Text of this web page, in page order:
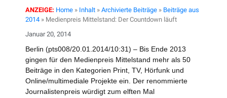
ANZEIGE: Home » Inhalt » Archivierte Beiträge » Beiträge aus
2014 » Medienpreis Mittelstand: Der Countdown läuft
Januar 20, 2014
Berlin (pts008/20.01.2014/10:31) – Bis Ende 2013
gingen für den Medienpreis Mittelstand mehr als 50
Beiträge in den Kategorien Print, TV, Hörfunk und
Online/multimediale Projekte ein. Der renommierte
Journalistenpreis würdigt zum elften Mal